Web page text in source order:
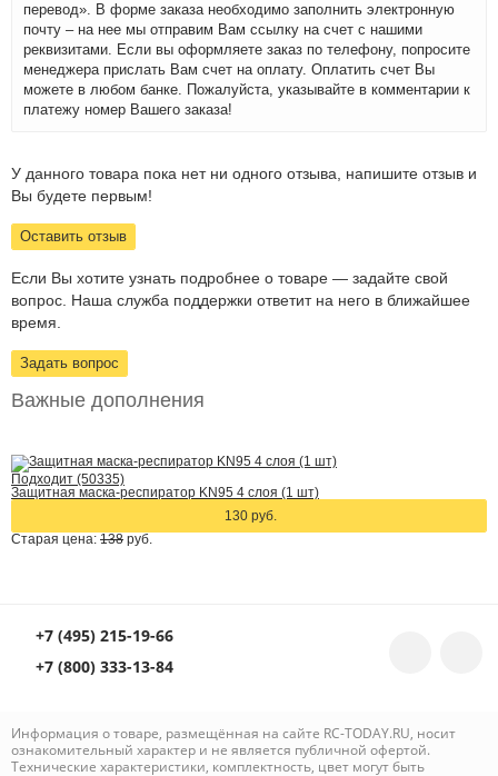
перевод». В форме заказа необходимо заполнить электронную
почту – на нее мы отправим Вам ссылку на счет с нашими
реквизитами. Если вы оформляете заказ по телефону, попросите
менеджера прислать Вам счет на оплату. Оплатить счет Вы
можете в любом банке. Пожалуйста, указывайте в комментарии к
платежу номер Вашего заказа!
У данного товара пока нет ни одного отзыва, напишите отзыв и
Вы будете первым!
Оставить отзыв
Если Вы хотите узнать подробнее о товаре — задайте свой
вопрос. Наша служба поддержки ответит на него в ближайшее
время.
Задать вопрос
Важные дополнения
Подходит (50335)
Защитная маска-респиратор KN95 4 слоя (1 шт)
130 руб.
Старая цена: 138 руб.
+7 (495) 215-19-66
+7 (800) 333-13-84
Информация о товаре, размещённая на сайте RC-TODAY.RU, носит
ознакомительный характер и не является публичной офертой.
Технические характеристики, комплектность, цвет могут быть